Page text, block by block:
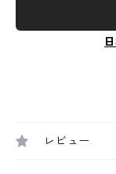
レビュー